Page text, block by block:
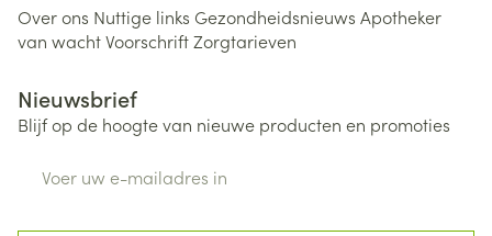
Over ons Nuttige links Gezondheidsnieuws Apotheker
van wachtVoorschriftZorgtarieven
Nieuwsbrief
Blijf op de hoogte van nieuwe producten en promoties